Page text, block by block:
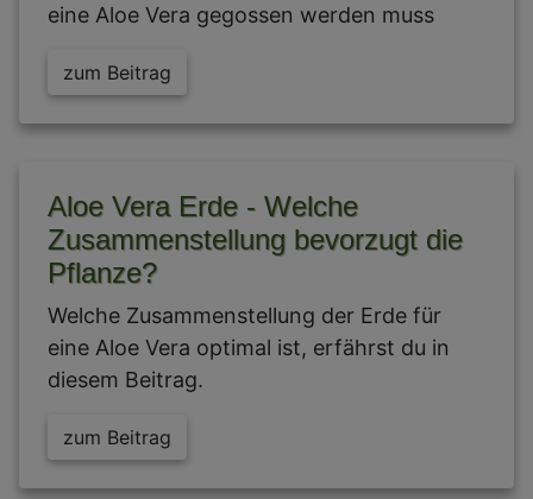
eine Aloe Vera gegossen werden muss
zum Beitrag
Aloe Vera Erde - Welche
Zusammenstellung bevorzugt die
Pflanze?
Welche Zusammenstellung der Erde für
eine Aloe Vera optimal ist, erfährst du in
diesem Beitrag.
zum Beitrag